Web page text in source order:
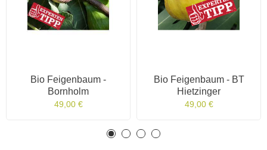
Bio Feigenbaum -
Bornholm
49,00 €
Bio Feigenbaum - BT
Hietzinger
49,00 €